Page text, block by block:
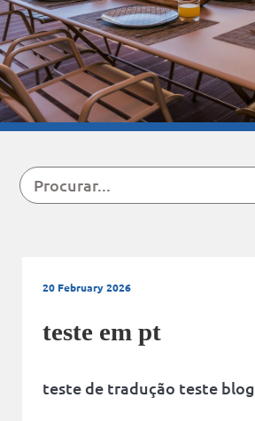
20 February 2026
teste em pt
teste de tradução teste blog